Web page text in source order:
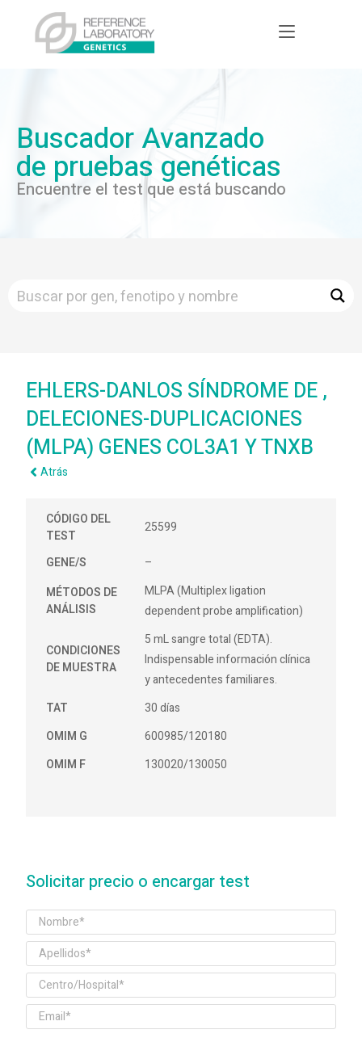
Buscador Avanzado
de pruebas genéticas
Encuentre el test que está buscando
EHLERS-DANLOS SÍNDROME DE ,
DELECIONES-DUPLICACIONES
(MLPA) GENES COL3A1 Y TNXB
Atrás
CÓDIGO DEL
TEST
25599
GENE/S
–
MÉTODOS DE
ANÁLISIS
MLPA (Multiplex ligation
dependent probe amplification)
CONDICIONES
DE MUESTRA
5 mL sangre total (EDTA).
Indispensable información clínica
y antecedentes familiares.
TAT
30 días
OMIM G
600985/120180
OMIM F
130020/130050
Solicitar precio o encargar test